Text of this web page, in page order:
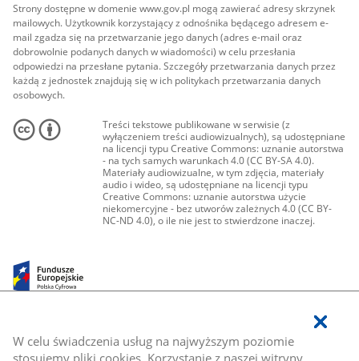
W celu świadczenia usług na najwyższym poziomie
stosujemy pliki cookies. Korzystanie z naszej witryny
Strony dostępne w domenie www.gov.pl mogą zawierać adresy skrzynek
mailowych. Użytkownik korzystający z odnośnika będącego adresem e-
mail zgadza się na przetwarzanie jego danych (adres e-mail oraz
dobrowolnie podanych danych w wiadomości) w celu przesłania
odpowiedzi na przesłane pytania. Szczegóły przetwarzania danych przez
każdą z jednostek znajdują się w ich politykach przetwarzania danych
osobowych.
Treści tekstowe publikowane w serwisie (z
wyłączeniem treści audiowizualnych), są udostępniane
na licencji typu Creative Commons: uznanie autorstwa
- na tych samych warunkach 4.0 (CC BY-SA 4.0).
Materiały audiowizualne, w tym zdjęcia, materiały
audio i wideo, są udostępniane na licencji typu
Creative Commons: uznanie autorstwa użycie
niekomercyjne - bez utworów zależnych 4.0 (CC BY-
NC-ND 4.0), o ile nie jest to stwierdzone inaczej.